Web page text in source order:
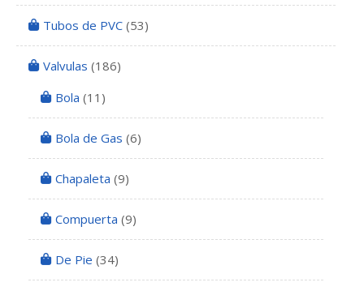
Tubos de PVC (53)
Valvulas (186)
Bola (11)
Bola de Gas (6)
Chapaleta (9)
Compuerta (9)
De Pie (34)